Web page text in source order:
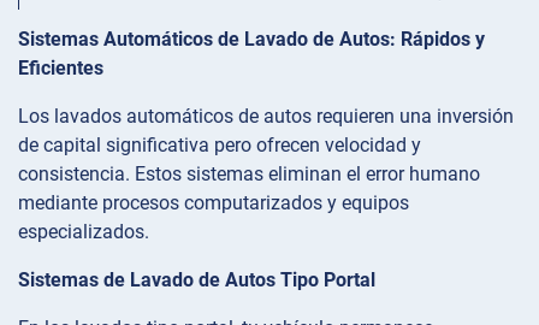
Sistemas Automáticos de Lavado de Autos: Rápidos y
Eficientes
Los lavados automáticos de autos requieren una inversión
de capital significativa pero ofrecen velocidad y
consistencia. Estos sistemas eliminan el error humano
mediante procesos computarizados y equipos
especializados.
Sistemas de Lavado de Autos Tipo Portal